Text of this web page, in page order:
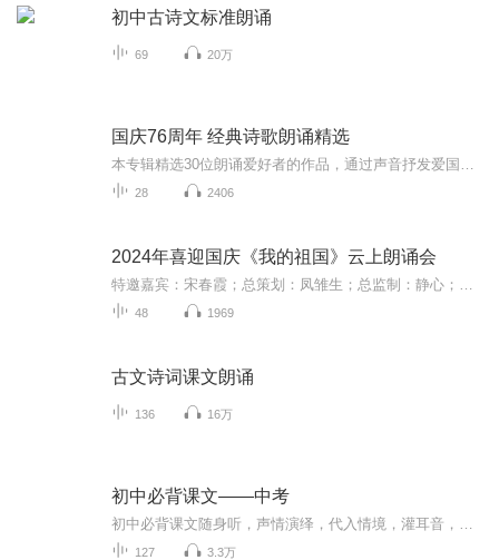
初中古诗文标准朗诵
69 20万
国庆76周年 经典诗歌朗诵精选
28 2406
2024年喜迎国庆《我的祖国》云上朗诵会
48 1969
古文诗词课文朗诵
136 16万
初中必背课文——中考
127 3.3万